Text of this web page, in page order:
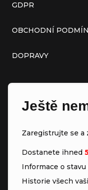
GDPR
OBCHODNÍ
DOPRAVY
Ještě
Zaregistrujte se a
Dostanete ihned
Informace o
Historie všech